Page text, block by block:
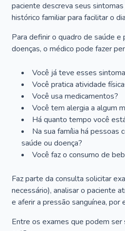
paciente descreva seus
histórico familiar para facilitar o
Para definir o quadro de saúde e
doenças, o médico pode fazer
Você já teve esses
Você pratica atividade
Você usa medicamentos?
Você tem alergia a algum
Há quanto tempo você
Na sua família há pessoas
saúde ou doença?
Você faz o consumo de
Faz parte da consulta solicitar
necessário), analisar o paciente
e aferir a pressão sanguínea, por
Entre os exames que podem